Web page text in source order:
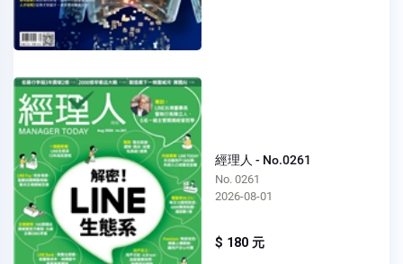
經理人 - No.0261
No. 0261
2026-08-01
$ 180 元